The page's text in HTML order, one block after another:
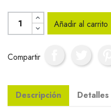
Añadir al carrito
Compartir
Descripción